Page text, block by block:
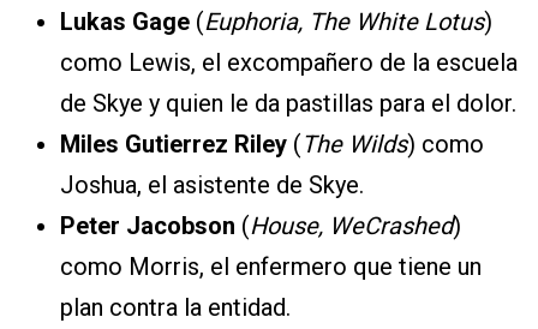
Lukas Gage (Euphoria, The White Lotus)
como Lewis, el excompañero de la escuela
de Skye y quien le da pastillas para el dolor.
Miles Gutierrez Riley (The Wilds) como
Joshua, el asistente de Skye.
Peter Jacobson (House, WeCrashed)
como Morris, el enfermero que tiene un
plan contra la entidad.